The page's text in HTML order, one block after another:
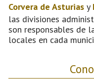
Corvera de Asturias y
las divisiones
son responsables de
locales en cada